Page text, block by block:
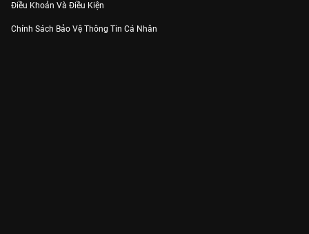
Điều Khoản Và Điều Kiện
Chính Sách Bảo Vệ Thông Tin Cá Nhân